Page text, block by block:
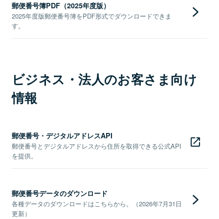
郵便番号簿PDF（2025年度版）
2025年度版郵便番号簿をPDF形式でダウンロードできま
す。
ビジネス・法人のお客さま向け
情報
郵便番号・デジタルアドレスAPI
郵便番号とデジタルアドレスから住所を取得できる公式API
を提供。
郵便番号データのダウンロード
各種データのダウンロードはこちらから。（2026年7月31日
更新）